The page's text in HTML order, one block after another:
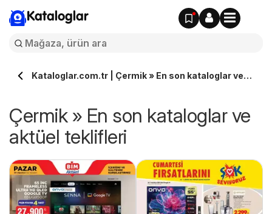
Kataloglar
Kataloglar.com.tr | Çermik » En son kataloglar ve
Çermik » En son kataloglar ve
aktüel teklifleri